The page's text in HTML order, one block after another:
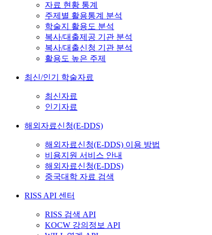
자료 현황 통계
주제별 활용통계 분석
학술지 활용도 분석
복사/대출제공 기관 분석
복사/대출신청 기관 분석
활용도 높은 주제
최신/인기 학술자료
최신자료
인기자료
해외자료신청(E-DDS)
해외자료신청(E-DDS) 이용 방법
비용지원 서비스 안내
해외자료신청(E-DDS)
중국대학 자료 검색
RISS API 센터
RISS 검색 API
KOCW 강의정보 API